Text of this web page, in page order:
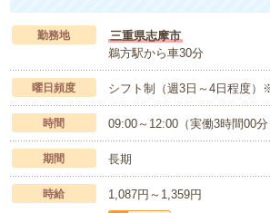
勤務地
三重県志摩市
鵜方駅から車30分
曜日頻度 シフト制（週3日～4日程度）
時間 09:00～12:00（実働3時間00分
期間 長期
時給 1,087円～1,359円